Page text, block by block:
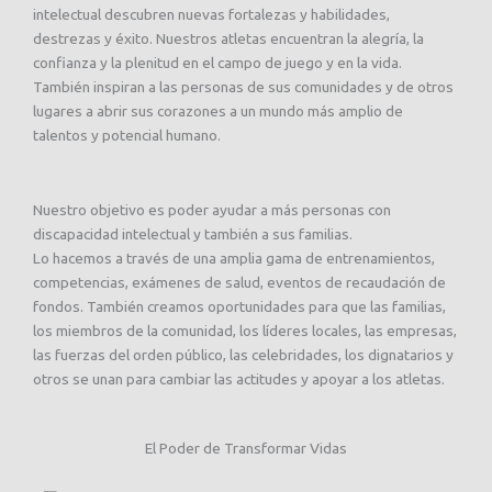
intelectual descubren nuevas fortalezas y habilidades,
destrezas y éxito. Nuestros atletas encuentran la alegría, la
confianza y la plenitud en el campo de juego y en la vida.
También inspiran a las personas de sus comunidades y de otros
lugares a abrir sus corazones a un mundo más amplio de
talentos y potencial humano.
Nuestro objetivo es poder ayudar a más personas con
discapacidad intelectual y también a sus familias.
Lo hacemos a través de una amplia gama de entrenamientos,
competencias, exámenes de salud, eventos de recaudación de
fondos. También creamos oportunidades para que las familias,
los miembros de la comunidad, los líderes locales, las empresas,
las fuerzas del orden público, las celebridades, los dignatarios y
otros se unan para cambiar las actitudes y apoyar a los atletas.
El Poder de Transformar Vidas